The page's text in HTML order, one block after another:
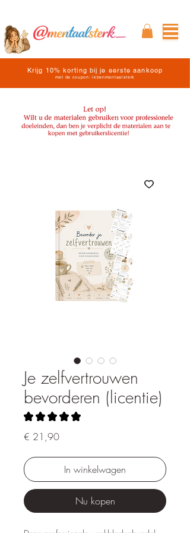
Krijg 10% korting bij je eerste aankoop
met de coupon: ikbenmentaalsterk
Je zelfvertrouwen
bevorderen (licentie)
★ ★ ★ ★ ★
€ 21,90Prijs
In winkelwagen
Nu kopen